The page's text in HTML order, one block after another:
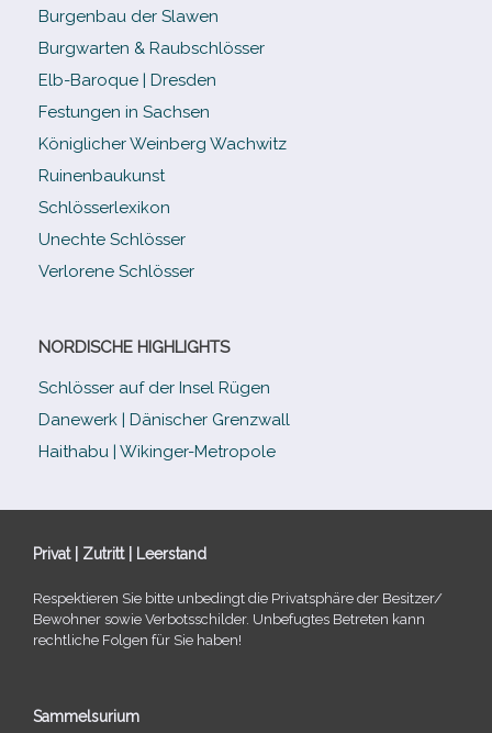
Burgenbau der Slawen
Burgwarten & Raubschlösser
Elb-​Baroque | Dresden
Festungen in Sachsen
Königlicher Weinberg Wachwitz
Ruinenbaukunst
Schlösserlexikon
Unechte Schlösser
Verlorene Schlösser
NORDISCHE HIGHLIGHTS
Schlösser auf der Insel Rügen
Danewerk | Dänischer Grenzwall
Haithabu | Wikinger-Metropole
Privat | Zutritt | Leerstand
Respektieren Sie bitte unbe­dingt die Privatsphäre der Besitzer/​
Bewohner sowie Verbotsschilder. Unbefugtes Betreten kann
recht­li­che Folgen für Sie haben!
Sammelsurium